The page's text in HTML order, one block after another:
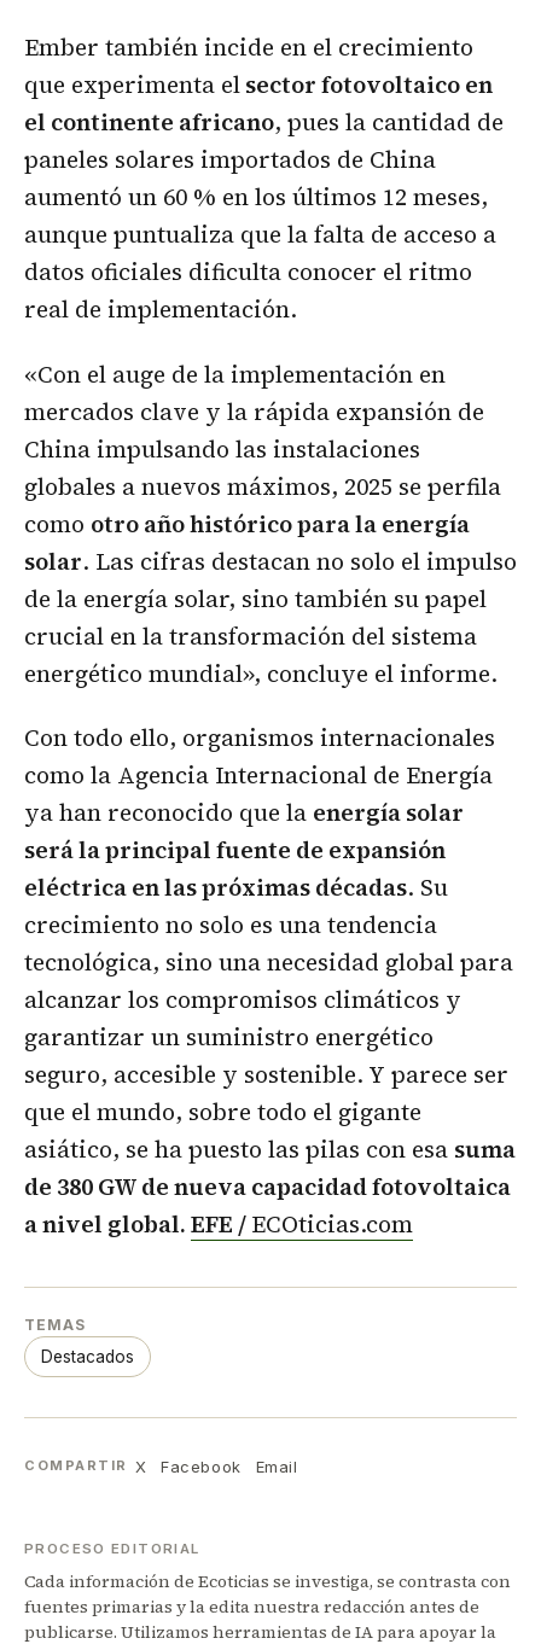
Ember también incide en el crecimiento
que experimenta elsector fotovoltaico en
el continente africano, pues la cantidad de
paneles solares importados de China
aumentó un 60 % en los últimos 12 meses,
aunque puntualiza que la falta de acceso a
datos oficiales dificulta conocer el ritmo
real de implementación.
«Con el auge de la implementación en
mercados clave y la rápida expansión de
China impulsando las instalaciones
globales a nuevos máximos, 2025 se perfila
como otro año histórico para la energía
solar. Las cifras destacan no solo el impulso
de la energía solar, sino también su papel
crucial en la transformación del sistema
energético mundial», concluye el informe.
Con todo ello, organismos internacionales
como la Agencia Internacional de Energía
ya han reconocido que la energía solar
será la principal fuente de expansión
eléctrica en las próximas décadas. Su
crecimiento no solo es una tendencia
tecnológica, sino una necesidad global para
alcanzar los compromisos climáticos y
garantizar un suministro energético
seguro, accesible y sostenible. Y parece ser
que el mundo, sobre todo el gigante
asiático, se ha puesto las pilas con esa suma
de 380 GW de nueva capacidad fotovoltaica
a nivel global.EFE /ECOticias.com
TEMAS
Destacados
COMPARTIR X Facebook Email
PROCESO EDITORIAL
Cada información de Ecoticias se investiga, se contrasta con
fuentes primarias y la edita nuestra redacción antes de
publicarse. Utilizamos herramientas de IA para apoyar la